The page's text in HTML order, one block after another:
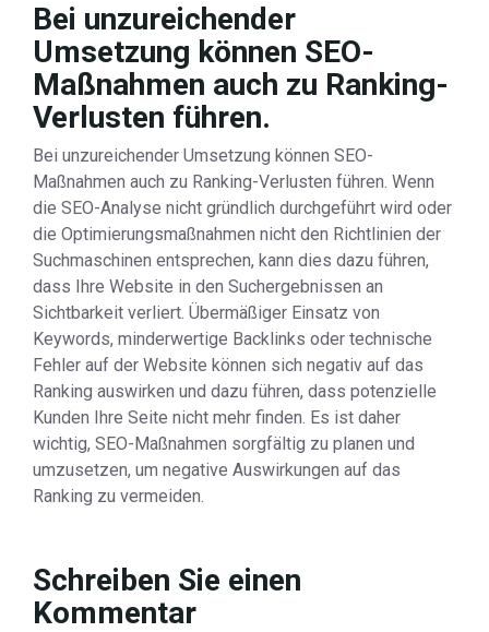
Bei unzureichender
Umsetzung können SEO-
Maßnahmen auch zu Ranking-
Verlusten führen.
Bei unzureichender Umsetzung können SEO-
Maßnahmen auch zu Ranking-Verlusten führen. Wenn
die SEO-Analyse nicht gründlich durchgeführt wird oder
die Optimierungsmaßnahmen nicht den Richtlinien der
Suchmaschinen entsprechen, kann dies dazu führen,
dass Ihre Website in den Suchergebnissen an
Sichtbarkeit verliert. Übermäßiger Einsatz von
Keywords, minderwertige Backlinks oder technische
Fehler auf der Website können sich negativ auf das
Ranking auswirken und dazu führen, dass potenzielle
Kunden Ihre Seite nicht mehr finden. Es ist daher
wichtig, SEO-Maßnahmen sorgfältig zu planen und
umzusetzen, um negative Auswirkungen auf das
Ranking zu vermeiden.
Schreiben Sie einen
Kommentar